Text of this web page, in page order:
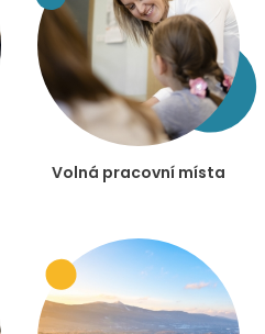
Volná pracovní místa